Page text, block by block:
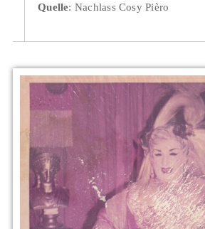
Quelle: Nachlass Cosy Pièro